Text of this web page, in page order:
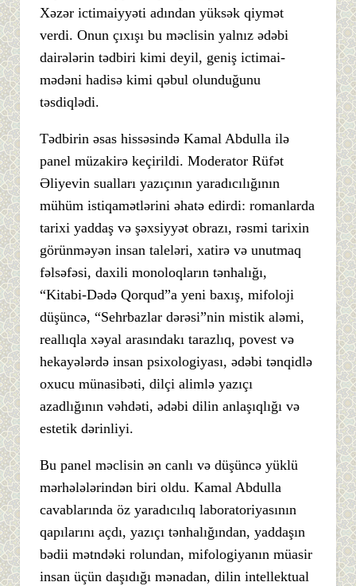
Xəzər ictimaiyyəti adından yüksək qiymət
verdi. Onun çıxışı bu məclisin yalnız ədəbi
dairələrin tədbiri kimi deyil, geniş ictimai-
mədəni hadisə kimi qəbul olunduğunu
təsdiqlədi.
Tədbirin əsas hissəsində Kamal Abdulla ilə
panel müzakirə keçirildi. Moderator Rüfət
Əliyevin sualları yazıçının yaradıcılığının
mühüm istiqamətlərini əhatə edirdi: romanlarda
tarixi yaddaş və şəxsiyyət obrazı, rəsmi tarixin
görünməyən insan taleləri, xatirə və unutmaq
fəlsəfəsi, daxili monoloqların tənhalığı,
“Kitabi-Dədə Qorqud”a yeni baxış, mifoloji
düşüncə, “Sehrbazlar dərəsi”nin mistik aləmi,
reallıqla xəyal arasındakı tarazlıq, povest və
hekayələrdə insan psixologiyası, ədəbi tənqidlə
oxucu münasibəti, dilçi alimlə yazıçı
azadlığının vəhdəti, ədəbi dilin anlaşıqlığı və
estetik dərinliyi.
Bu panel məclisin ən canlı və düşüncə yüklü
mərhələlərindən biri oldu. Kamal Abdulla
cavablarında öz yaradıcılıq laboratoriyasının
qapılarını açdı, yazıçı tənhalığından, yaddaşın
bədii mətndəki rolundan, mifologiyanın müasir
insan üçün daşıdığı mənadan, dilin intellektual